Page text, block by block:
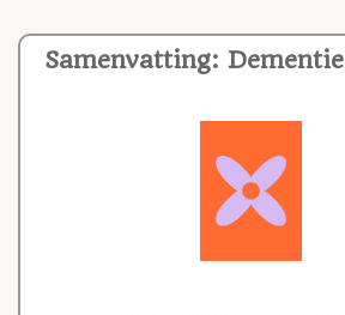
Samenvatting: Dementie